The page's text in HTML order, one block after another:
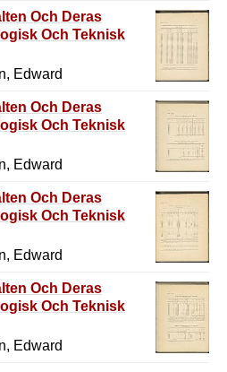
Och Deras
Och Teknisk
Edward
Och Deras
Och Teknisk
Edward
Och Deras
Och Teknisk
Edward
Och Deras
Och Teknisk
Edward